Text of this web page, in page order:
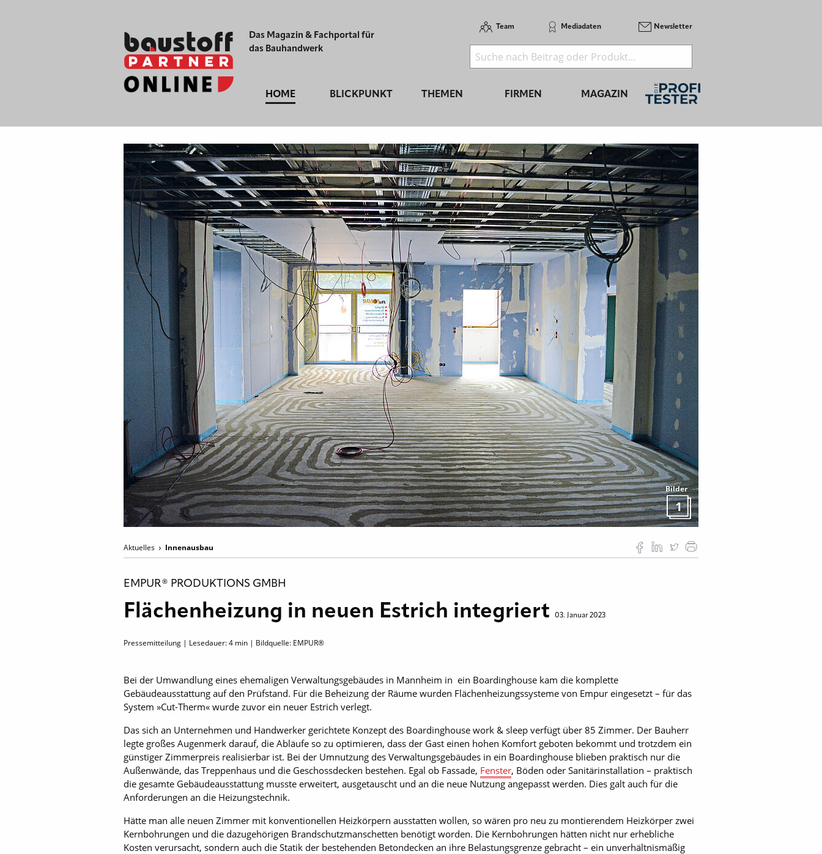
Das Magazin & Fachportal für
das Bauhandwerk
Team Mediadaten Newsletter
HOME BLICKPUNKT THEMEN FIRMEN MAGAZIN
Bilder
1
Aktuelles Innenausbau
EMPUR® PRODUKTIONS GMBH
Flächenheizung in neuen Estrich integriert 03. Januar 2023
Pressemitteilung | Lesedauer:4 min | Bildquelle: EMPUR®
Bei der Umwandlung eines ehemaligen Verwaltungsgebäudes in Mannheim in ein Boardinghouse kam die komplette
Gebäudeausstattung auf den Prüfstand. Für die Beheizung der Räume wurden Flächenheizungssysteme von Empur eingesetzt – für das
System »Cut-Therm« wurde zuvor ein neuer Estrich verlegt.
Das sich an Unternehmen und Handwerker gerichtete Konzept des Boardinghouse work & sleep verfügt über 85 Zimmer. Der Bauherr
legte großes Augenmerk darauf, die Abläufe so zu optimieren, dass der Gast einen hohen Komfort geboten bekommt und trotzdem ein
günstiger Zimmerpreis realisierbar ist. Bei der Umnutzung des Verwaltungsgebäudes in ein Boardinghouse blieben praktisch nur die
Außenwände, das Treppenhaus und die Geschossdecken bestehen. Egal ob Fassade, Fenster, Böden oder Sanitärinstallation – praktisch
die gesamte Gebäudeausstattung musste erweitert, ausgetauscht und an die neue Nutzung angepasst werden. Dies galt auch für die
Anforderungen an die Heizungstechnik.
Hätte man alle neuen Zimmer mit konventionellen Heizkörpern ausstatten wollen, so wären pro neu zu montierendem Heizkörper zwei
Kernbohrungen und die dazugehörigen Brandschutzmanschetten benötigt worden. Die Kernbohrungen hätten nicht nur erhebliche
Kosten verursacht, sondern auch die Statik der bestehenden Betondecken an ihre Belastungsgrenze gebracht – ein unverhältnismäßig